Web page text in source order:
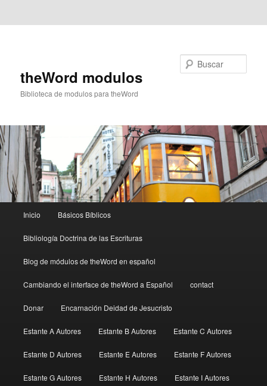
theWord modulos
Biblioteca de modulos para theWord
principal
Inicio Básicos Bíblicos
Bibliología Doctrina de las Escrituras
Blog de módulos de theWord en español
Cambiando el interface de theWord a Español contact
Donar Encarnación Deidad de Jesucristo
Estante A Autores Estante B Autores Estante C Autores
Estante D Autores Estante E Autores Estante F Autores
Estante G Autores Estante H Autores Estante I Autores